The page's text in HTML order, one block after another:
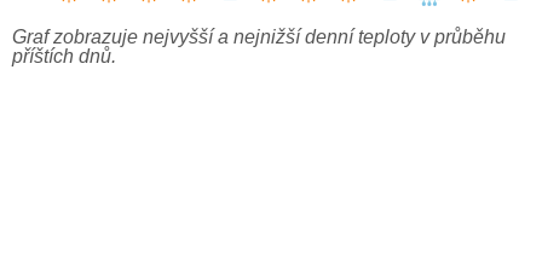
Graf zobrazuje nejvyšší a nejnižší denní teploty v průběhu
příštích dnů.